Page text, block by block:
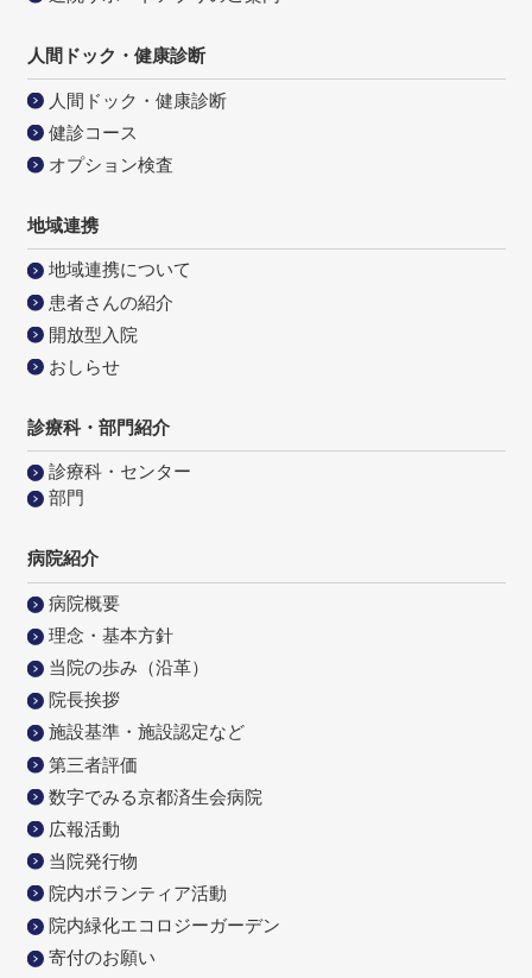
人間ドック・健康診断
人間ドック・健康診断
健診コース
オプション検査
地域連携
地域連携について
患者さんの紹介
開放型入院
おしらせ
診療科・部門紹介
診療科・センター
部門
病院紹介
病院概要
理念・基本方針
当院の歩み（沿革）
院長挨拶
施設基準・施設認定など
第三者評価
数字でみる京都済生会病院
広報活動
当院発行物
院内ボランティア活動
院内緑化エコロジーガーデン
寄付のお願い